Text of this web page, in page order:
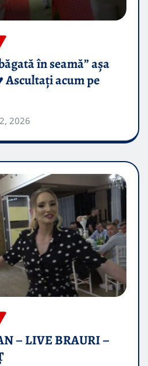
în seamă” așa
Ascultați acum pe
2026
– LIVE BRAURI –